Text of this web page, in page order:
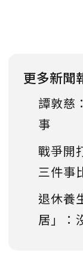
更多新聞
譚敦慈
事
戰爭開
三件事
退休養
居」：